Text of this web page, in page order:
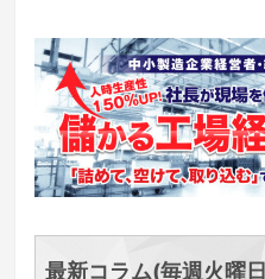
最新コラム(毎週火曜